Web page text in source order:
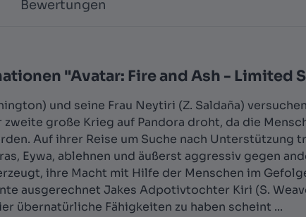
Bewertungen
"Avatar: Fire and Ash - Limited
und seine Frau Neytiri (Z. Saldaña)
zweite große Krieg auf Pandora droht, da die
Auf ihrer Reise um Suche nach Unterstützung
Eywa, ablehnen und äußerst aggressiv gegen
ihre Macht mit Hilfe der Menschen im
ausgerechnet Jakes Adpotivtochter Kiri (S.
übernatürliche Fähigkeiten zu haben scheint ...